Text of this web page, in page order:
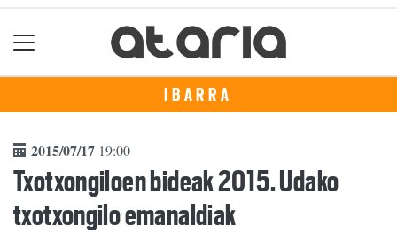
IBARRA
2015/07/17 19:00
Txotxongiloen bideak 2015. Udako
txotxongilo emanaldiak